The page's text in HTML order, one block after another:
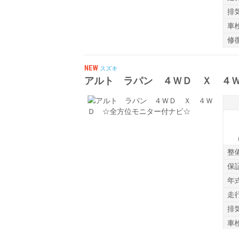
排
車
修
NEW スズキ
アルト ラパン ４ＷＤ Ｘ ４
整
保
年
走
排
車